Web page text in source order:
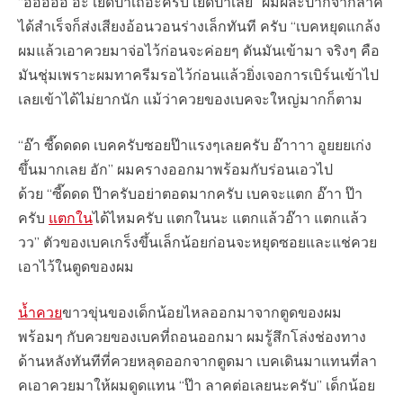
ได้สำเร็จก็ส่งเสียงอ้อนวอนร่างเล็กทันที ครับ “เบคหยุดแกล้ง
ผมแล้วเอาควยมาจ่อไว้ก่อนจะค่อยๆ ดันมันเข้ามา จริงๆ คือ
มันชุ่มเพราะผมทาครีมรอไว้ก่อนแล้วยิ่งเจอการเบิร์นเข้าไป
เลยเข้าได้ไม่ยากนัก แม้ว่าควยของเบคจะใหญ่มากก็ตาม
“อ๊า ซี๊ดดดด เบคครับซอยป๊าแรงๆเลยครับ อ๊าาาา อูยยยเก่ง
ขึ้นมากเลย อัก” ผมครางออกมาพร้อมกับร่อนเอวไป
ด้วย “ซี๊ดดด ป๊าครับอย่าตอดมากครับ เบคจะแตก อ๊าา ป๊า
ครับ แตกในได้ไหมครับ แตกในนะ แตกแล้วอ๊าา แตกแล้ว
วว” ตัวของเบคเกร็งขึ้นเล็กน้อยก่อนจะหยุดซอยและแช่ควย
เอาไว้ในตูดของผม
น้ำควยขาวขุ่นของเด็กน้อยไหลออกมาจากตูดของผม
พร้อมๆ กับควยของเบคที่ถอนออกมา ผมรู้สึกโล่งช่องทาง
ด้านหลังทันทีที่ควยหลุดออกจากตูดมา เบคเดินมาแทนที่ลา
คเอาควยมาให้ผมดูดแทน “ป๊า ลาคต่อเลยนะครับ” เด็กน้อย